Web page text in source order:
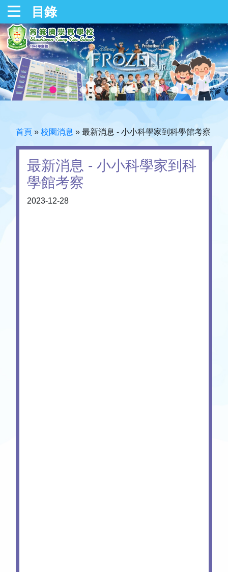
目錄
首頁 » 校園消息 » 最新消息 - 小小科學家到科學館考察
最新消息 - 小小科學家到科
學館考察
2023-12-28